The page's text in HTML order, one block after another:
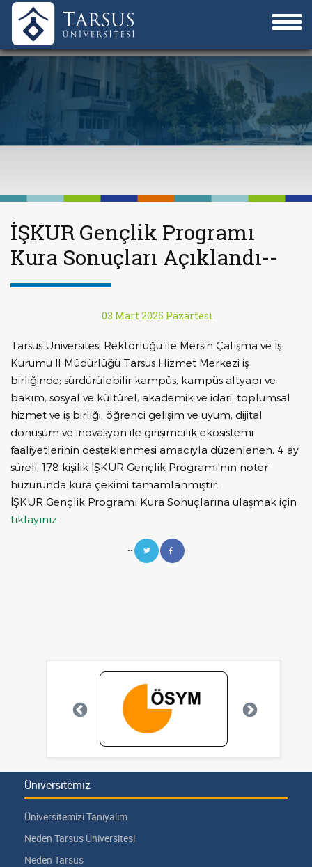
İŞKUR Gençlik Programı
Kura Sonuçları Açıklandı--
03 Mart 2025 Pazartesi
Tarsus Üniversitesi Rektörlüğü ile Mersin Çalışma ve İş
Kurumu İl Müdürlüğü Tarsus Hizmet Merkezi iş
birliğinde; sürdürülebilir kampüs, kampüs altyapı ve
bakım, sosyal ve kültürel, akademik ve idari, toplumsal
hizmet ve iş birliği, öğrenci gelişim ve uyum, dijital
dönüşüm ve inovasyon ile girişimcilik ekosistemi
faaliyetlerinin desteklenmesi amacıyla düzenlenen, 4 ay
süreli, 178 kişilik İŞKUR Gençlik Programı'nın noter
huzurunda kura çekimi tamamlanmıştır.
İŞKUR Gençlik Programı Kura Sonuçlarına ulaşmak için
tıklayınız.
--
Üniversitemiz
Üniversitemizi Tanıyalım
Neden Tarsus Üniversitesi
Neden Tarsus